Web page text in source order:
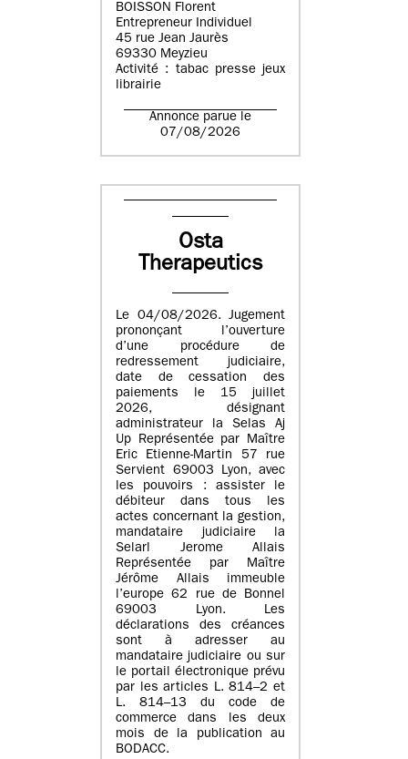
BOISSON Florent
Entrepreneur Individuel
45 rue Jean Jaurès
69330 Meyzieu
Activité : tabac presse jeux
librairie
Annonce parue le
07/08/2026
Osta
Therapeutics
Le 04/08/2026. Jugement
prononçant l’ouverture
d’une procédure de
redressement judiciaire,
date de cessation des
paiements le 15 juillet
2026, désignant
administrateur la Selas Aj
Up Représentée par Maître
Eric Etienne-Martin 57 rue
Servient 69003 Lyon, avec
les pouvoirs : assister le
débiteur dans tous les
actes concernant la gestion,
mandataire judiciaire la
Selarl Jerome Allais
Représentée par Maître
Jérôme Allais immeuble
l’europe 62 rue de Bonnel
69003 Lyon. Les
déclarations des créances
sont à adresser au
mandataire judiciaire ou sur
le portail électronique prévu
par les articles L. 814–2 et
L. 814–13 du code de
commerce dans les deux
mois de la publication au
BODACC.